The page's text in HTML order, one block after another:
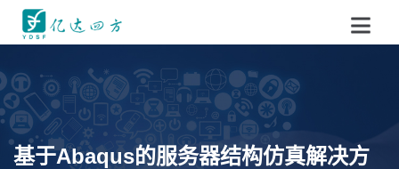
基于Abaqus的服务器结构仿真解决方